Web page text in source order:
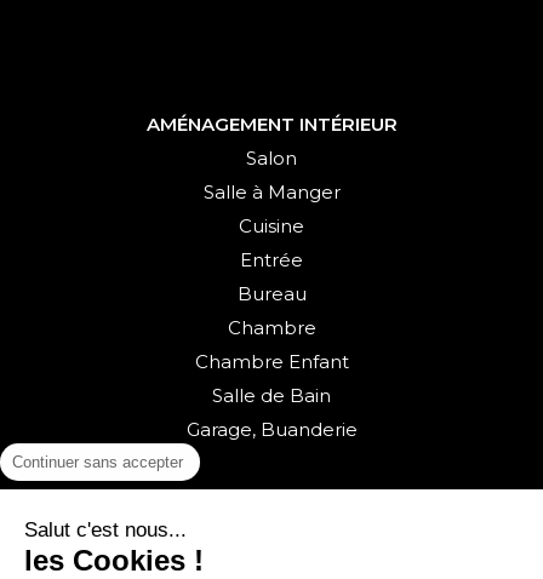
Continuer sans accepter
Salut c'est nous...
les Cookies !
AMÉNAGEMENT INTÉRIEUR
Salon
Salle à Manger
Cuisine
Entrée
Bureau
Chambre
Chambre Enfant
Salle de Bain
Garage, Buanderie